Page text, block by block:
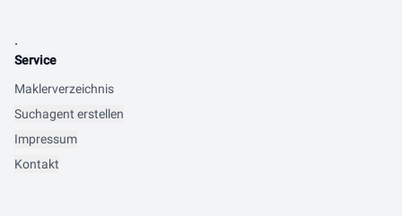
.
Service
Maklerverzeichnis
Suchagent erstellen
Impressum
Kontakt